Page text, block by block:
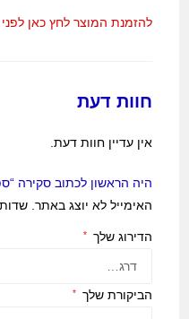
להזמנת המוצר לחץ כאן
חוות דעת
אין עדיין חוות דעת.
היה הראשון לכתוב סקירה “ספק כוח 15
האימייל לא יוצג באתר.
הדירוג שלך *
הביקורת שלך *